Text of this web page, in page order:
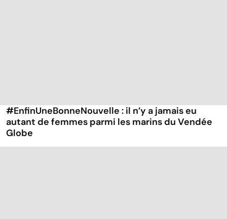
#EnfinUneBonneNouvelle : il n’y a jamais eu
autant de femmes parmi les marins du Vendée
Globe